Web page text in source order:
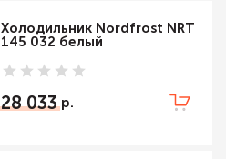
Холодильник Nordfrost NRT
145 032 белый
28 033